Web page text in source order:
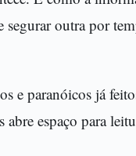
outra por
e paranóicos já
abre espaço para